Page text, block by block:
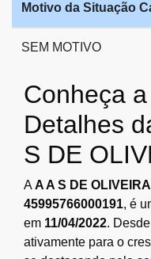
Motivo da Situação
SEM MOTIVO
Conheça
Detalhes
S DE
AA A S DE OLIVEIRA
45995766000191, é
em 11/04/2022.
ativamente para o